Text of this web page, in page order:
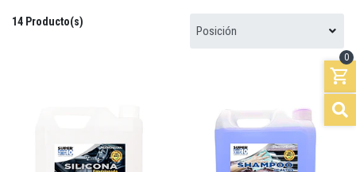
0
14 Producto(s)